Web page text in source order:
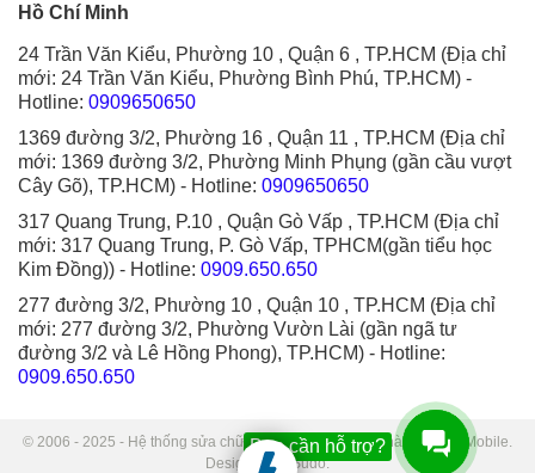
Hồ Chí Minh
24 Trần Văn Kiểu, Phường 10 , Quận 6 , TP.HCM (Địa chỉ
mới: 24 Trần Văn Kiểu, Phường Bình Phú, TP.HCM) -
Hotline: 0909650650
1369 đường 3/2, Phường 16 , Quận 11 , TP.HCM (Địa chỉ
mới: 1369 đường 3/2, Phường Minh Phụng (gần cầu vượt
Cây Gõ), TP.HCM) - Hotline: 0909650650
317 Quang Trung, P.10 , Quận Gò Vấp , TP.HCM (Địa chỉ
mới: 317 Quang Trung, P. Gò Vấp, TPHCM(gần tiểu học
Kim Đồng)) - Hotline: 0909.650.650
277 đường 3/2, Phường 10 , Quận 10 , TP.HCM (Địa chỉ
mới: 277 đường 3/2, Phường Vườn Lài (gần ngã tư
đường 3/2 và Lê Hồng Phong), TP.HCM) - Hotline:
0909.650.650
© 2006 - 2025 - Hệ thống sửa chữa điện thoại di động Thành Trung Mobile.
Designed by Sudo.
Bạn cần hỗ trợ?